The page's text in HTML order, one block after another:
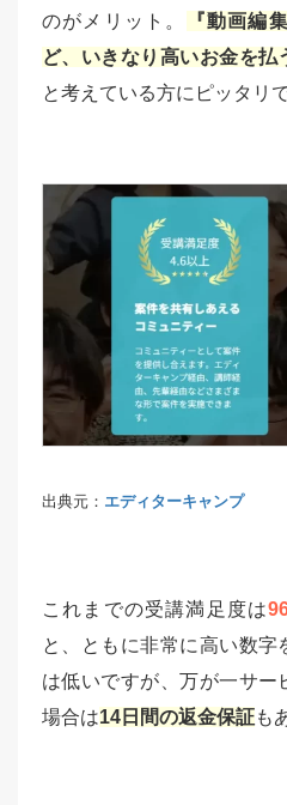
のがメリット。
『動画編
ど、いきなり高いお金を払
と考えている方にピッタリ
出典元： エディターキャンプ
これまでの受講満足度は
と、ともに非常に高い数
は低いですが、万が一サー
場合は14日間の返金保証も